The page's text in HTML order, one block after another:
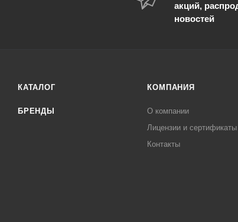
9,5
9H
акций,
новостей
КАТАЛОГ
БРЕНДЫ
КОМПАНИЯ
О компании
Лицензии и сертификаты
Контакты